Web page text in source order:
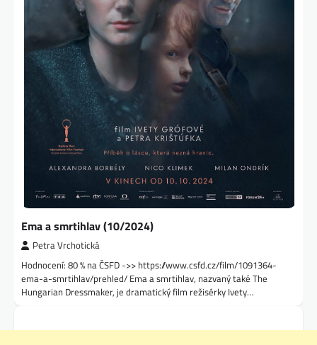
Ema a smrtihlav (10/2024)
Petra Vrchotická
Hodnocení: 80 % na ČSFD ->> https://www.csfd.cz/film/1091364-
ema-a-smrtihlav/prehled/ Ema a smrtihlav, nazvaný také The
Hungarian Dressmaker, je dramatický film režisérky Ivety…